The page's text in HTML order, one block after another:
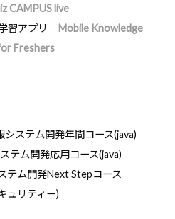
CAMPUS live
習アプリ
Mobile Knowledge
Freshers
システム開発年間コース(java)
テム開発応用コース(java)
テム開発Next Stepコース
ュリティー)